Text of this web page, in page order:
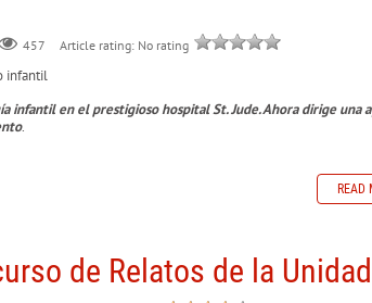
457 Article rating: No rating
infantil
infantil en el prestigioso hospital St. Jude. Ahora dirige una
.
READ
de Relatos de la Unidad